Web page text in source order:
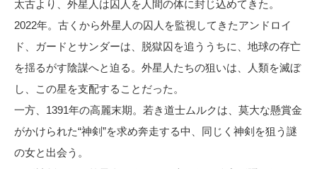
太古より、外星人は囚人を人間の体に封じ込めてきた。
2022年。古くから外星人の囚人を監視してきたアンドロイ
ド、ガードとサンダーは、脱獄囚を追ううちに、地球の存亡
を揺るがす陰謀へと迫る。外星人たちの狙いは、人類を滅ぼ
し、この星を支配することだった。
一方、1391年の高麗末期。若き道士ムルクは、莫大な懸賞金
がかけられた“神剣”を求め奔走する中、同じく神剣を狙う謎
の女と出会う。